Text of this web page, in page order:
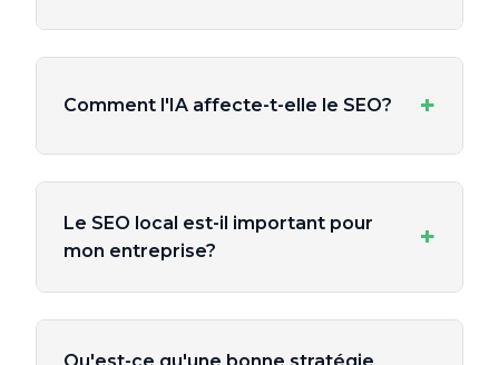
Comment l'IA affecte-t-elle le SEO? +
Le SEO local est-il important pour
mon entreprise?
+
Qu'est-ce qu'une bonne stratégie